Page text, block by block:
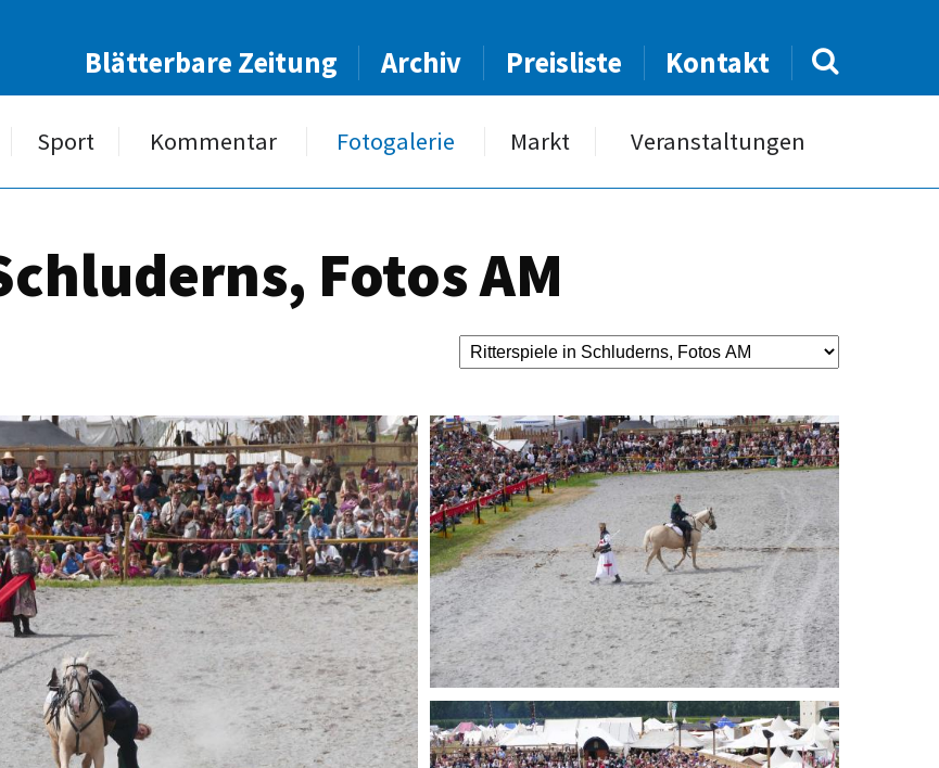
Blätterbare Zeitung Archiv Preisliste Kontakt
Sport Kommentar Fotogalerie Markt Veranstaltungen
Fotos AM